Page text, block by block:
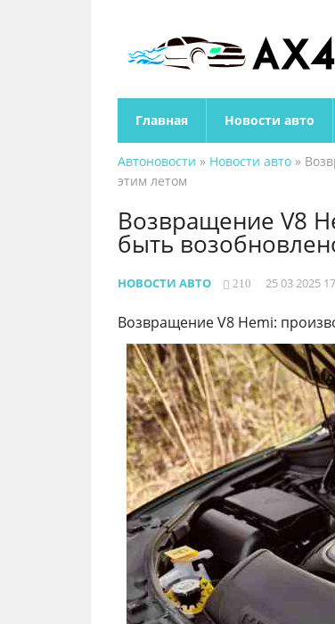
Главная Новости авто
Автоновости » Новости авто »
этим летом
Возвращение V8
быть
НОВОСТИ АВТО 210 25 03 2025
Возвращение V8 Hemi: